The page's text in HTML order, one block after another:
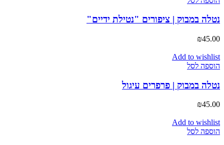
נטלה במבוק | ציפורים "נטילת ידיים"
₪45.00
Add to wishlist
הוספה לסל
נטלה במבוק | פרפרים עיגול
₪45.00
Add to wishlist
הוספה לסל